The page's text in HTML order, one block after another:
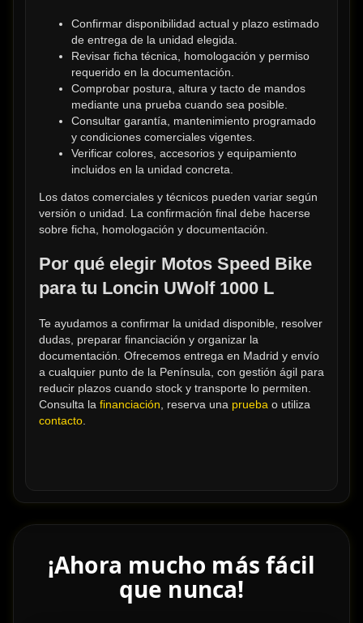
Confirmar disponibilidad actual y plazo estimado
de entrega de la unidad elegida.
Revisar ficha técnica, homologación y permiso
requerido en la documentación.
Comprobar postura, altura y tacto de mandos
mediante una prueba cuando sea posible.
Consultar garantía, mantenimiento programado
y condiciones comerciales vigentes.
Verificar colores, accesorios y equipamiento
incluidos en la unidad concreta.
Los datos comerciales y técnicos pueden variar según
versión o unidad. La confirmación final debe hacerse
sobre ficha, homologación y documentación.
Por qué elegir Motos Speed Bike
para tu Loncin UWolf 1000 L
Te ayudamos a confirmar la unidad disponible, resolver
dudas, preparar financiación y organizar la
documentación. Ofrecemos entrega en Madrid y envío
a cualquier punto de la Península, con gestión ágil para
reducir plazos cuando stock y transporte lo permiten.
Consulta la financiación, reserva una prueba
contacto.
¡Ahora mucho más fácil
que nunca!